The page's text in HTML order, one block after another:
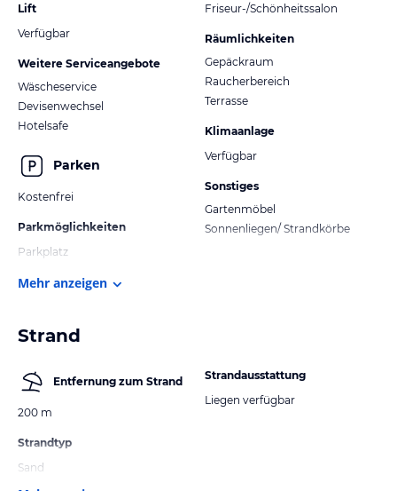
Lift
Verfügbar
Weitere Serviceangebote
Wäscheservice
Devisenwechsel
Hotelsafe
Parken
Kostenfrei
Parkmöglichkeiten
Parkplatz
Friseur-/Schönheitssalon
Räumlichkeiten
Gepäckraum
Raucherbereich
Terrasse
Klimaanlage
Verfügbar
Sonstiges
Gartenmöbel
Sonnenliegen/ Strandkörbe
Mehr anzeigen
Strand
Entfernung zum Strand
200 m
Strandtyp
Sand
Strandausstattung
Liegen verfügbar